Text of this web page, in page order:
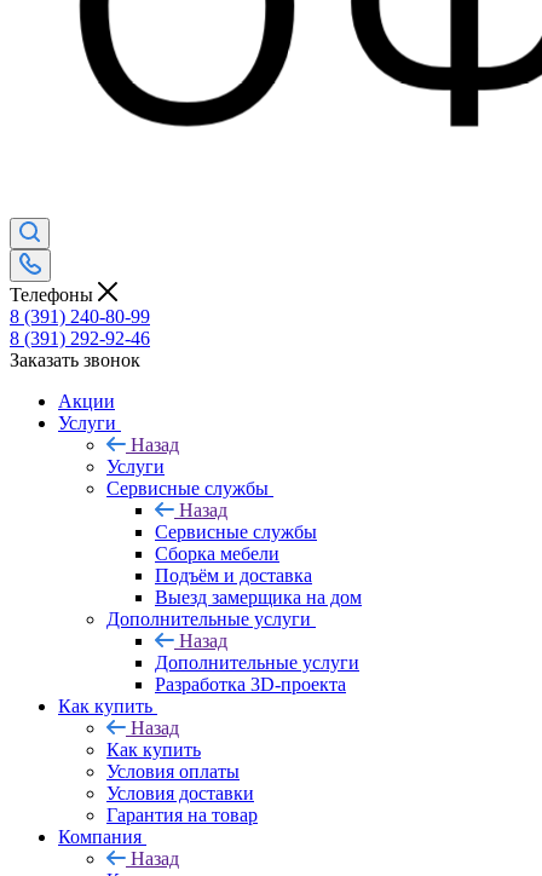
Телефоны
8 (391) 240-80-99
8 (391) 292-92-46
Заказать звонок
Акции
Услуги
Назад
Услуги
Сервисные службы
Назад
Сервисные службы
Сборка мебели
Подъём и доставка
Выезд замерщика на дом
Дополнительные услуги
Назад
Дополнительные услуги
Разработка 3D-проекта
Как купить
Назад
Как купить
Условия оплаты
Условия доставки
Гарантия на товар
Компания
Назад